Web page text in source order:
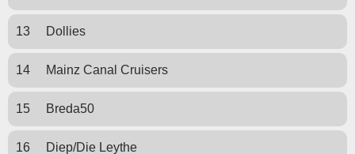
13 Dollies
14 Mainz Canal Cruisers
15 Breda50
16 Diep/Die Leythe